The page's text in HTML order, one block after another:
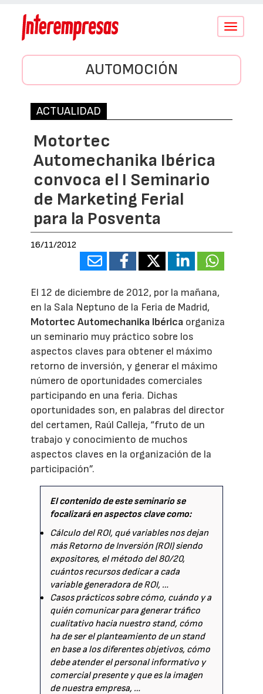
Conmutar
AUTOMOCIÓN
ACTUALIDAD
Motortec
Automechanika Ibérica
convoca el I Seminario
de Marketing Ferial
para la Posventa
16/11/2012
El 12 de diciembre de 2012, por la mañana,
en la Sala Neptuno de la Feria de Madrid,
Motortec Automechanika Ibérica organiza
un seminario muy práctico sobre los
aspectos claves para obtener el máximo
retorno de inversión, y generar el máximo
número de oportunidades comerciales
participando en una feria. Dichas
oportunidades son, en palabras del director
del certamen, Raúl Calleja, “fruto de un
trabajo y conocimiento de muchos
aspectos claves en la organización de la
participación”.
El contenido de este seminario se
focalizará en aspectos clave como:
Cálculo del ROI, qué variables nos dejan
más Retorno de Inversión (ROI) siendo
expositores, el método del 80/20,
cuántos recursos dedicar a cada
variable generadora de ROI, …
Casos prácticos sobre cómo, cuándo y a
quién comunicar para generar tráfico
cualitativo hacia nuestro stand, cómo
ha de ser el planteamiento de un stand
en base a los diferentes objetivos, cómo
debe atender el personal informativo y
comercial presente y que es la imagen
de nuestra empresa, …